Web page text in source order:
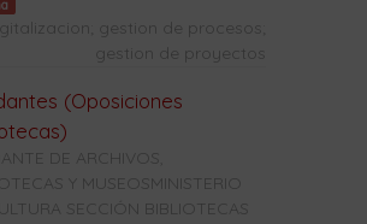
gestion de procesos;
gestion de proyectos
(Oposiciones
DE ARCHIVOS,
Y MUSEOSMINISTERIO
SECCIÓN BIBLIOTECAS